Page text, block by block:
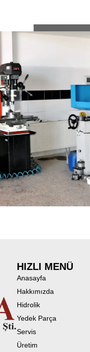
HIZLI MENÜ
Anasayfa
Hakkımızda
Hidrolik
Yedek Parça
Servis
Üretim